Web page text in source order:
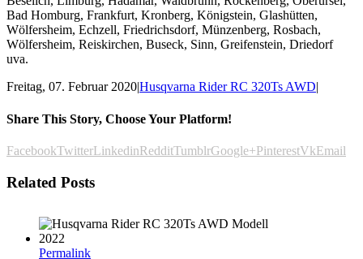
Bad Homburg, Frankfurt, Kronberg, Königstein, Glashütten,
Wölfersheim, Echzell, Friedrichsdorf, Münzenberg, Rosbach,
Wölfersheim, Reiskirchen, Buseck, Sinn, Greifenstein, Driedorf
uva.
Freitag, 07. Februar 2020|Husqvarna Rider RC 320Ts AWD|
Share This Story, Choose Your Platform!
FacebookTwitterLinkedinRedditTumblrGoogle+PinterestVkEmail
Related Posts
Permalink